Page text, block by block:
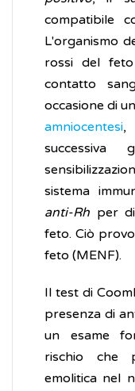
compatibile
L'organismo
rossi del
contatto
occasione di
amniocentesi,
sistema
anti-Rh per
feto. Ciò
feto (MENF).
Il test di
presenza di
un esame
rischio che
emolitica nel